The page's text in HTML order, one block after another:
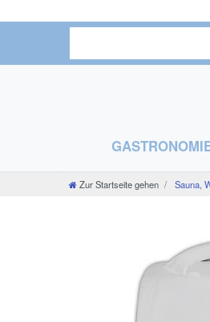
Zur Startseite gehen Sauna,